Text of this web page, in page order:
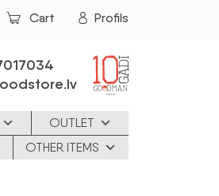
Cart Profils
OUTLET
OTHER ITEMS